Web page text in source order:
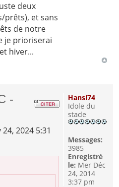
deux
prêts), et sans
de notre
je prioriserai
hiver...
-
2024 5:31
Hansi74
Idole du
stade
Messages:
3985
Enregistré
le: Mer Déc
24, 2014
3:37 pm